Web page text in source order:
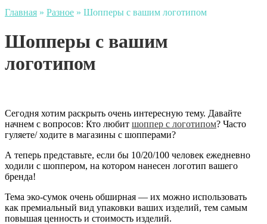
Главная » Разное » Шопперы с вашим логотипом
Шопперы с вашим
логотипом
Сегодня хотим раскрыть очень интересную тему. Давайте
начнем с вопросов: Кто любит шоппер с логотипом? Часто
гуляете/ ходите в магазины с шопперами?
А теперь представьте, если бы 10/20/100 человек ежедневно
ходили с шоппером, на котором нанесен логотип вашего
бренда!
Тема эко-сумок очень обширная — их можно использовать
как премиальный вид упаковки ваших изделий, тем самым
повышая ценность и стоимость изделий.